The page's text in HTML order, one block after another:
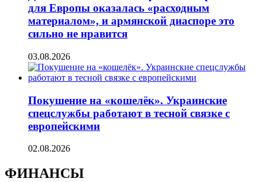
для Европы оказалась «расходным
материалом», и армянской диаспоре это
сильно не нравится
03.08.2026
Покушение на «кошелёк». Украинские
спецслужбы работают в тесной связке с
европейскими
02.08.2026
ФИНАНСЫ